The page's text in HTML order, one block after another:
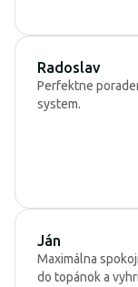
Radoslav
Perfektne
system.
Ján
Maximálna
do topánok a